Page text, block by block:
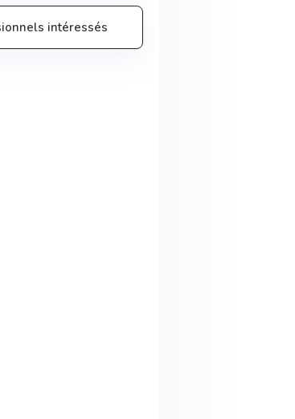
intéressés